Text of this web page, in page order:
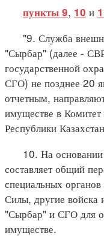
пункты 9, 10 и
"9. Служба
"Сырбар" (далее -
государственной
СГО) не позднее 20
отчетным,
имуществе в Комитет
Республики
10. На основании
составляет общий
специальных
Силы, другие
"Сырбар" и СГО для
имуществе.